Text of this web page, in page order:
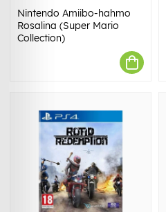
Nintendo Amiibo-hahmo
Rosalina (Super Mario
Collection)